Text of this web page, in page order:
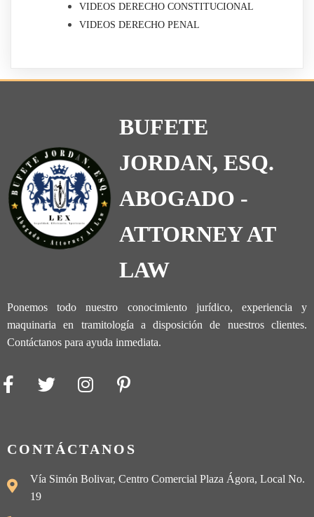
VIDEOS DERECHO CONSTITUCIONAL
VIDEOS DERECHO PENAL
BUFETE
JORDAN, ESQ.
ABOGADO -
ATTORNEY AT
LAW
Ponemos todo nuestro conocimiento jurídico, experiencia y
maquinaria en tramitología a disposición de nuestros clientes.
Contáctanos para ayuda inmediata.
CONTÁCTANOS
Vía Simón Bolivar, Centro Comercial Plaza Ágora, Local No.
19